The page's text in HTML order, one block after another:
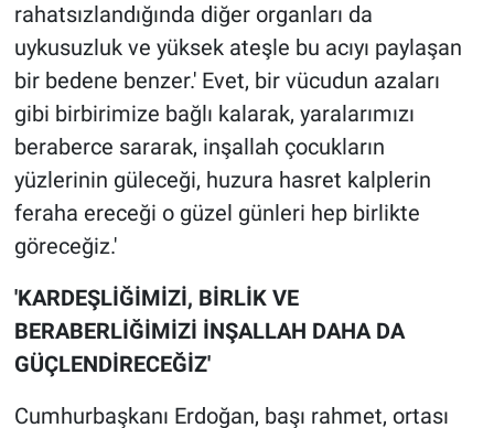
rahatsızlandığında diğer organları da
uykusuzluk ve yüksek ateşle bu acıyı paylaşan
bir bedene benzer.' Evet, bir vücudun azaları
gibi birbirimize bağlı kalarak, yaralarımızı
beraberce sararak, inşallah çocukların
yüzlerinin güleceği, huzura hasret kalplerin
feraha ereceği o güzel günleri hep birlikte
göreceğiz.'
'KARDEŞLİĞİMİZİ, BİRLİK VE
BERABERLİĞİMİZİ İNŞALLAH DAHA DA
GÜÇLENDİRECEĞİZ'
Cumhurbaşkanı Erdoğan, başı rahmet, ortası